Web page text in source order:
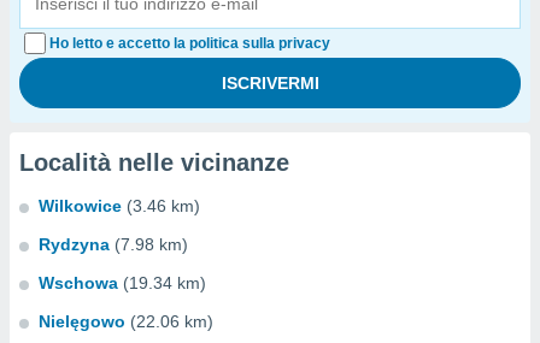
Ho letto e accetto la politica sulla privacy
Località nelle vicinanze
Wilkowice (3.46 km)
Rydzyna (7.98 km)
Wschowa (19.34 km)
Nielęgowo (22.06 km)